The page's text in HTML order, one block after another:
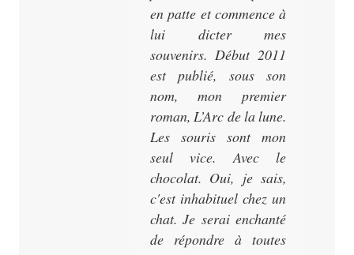
en patte et commence à
lui dicter mes
souvenirs. Début 2011
est publié, sous son
nom, mon premier
roman,L’Arc de la lune.
Les souris sont mon
seul vice. Avec le
chocolat. Oui, je sais,
c'est inhabituel chez un
chat. Je serai enchanté
de répondre à toutes